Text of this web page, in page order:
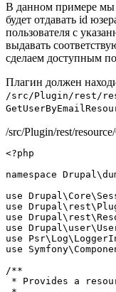
В данном примере мы
будет отдавать id
пользователя с
выдавать
сделаем доступным
Плагин должен
/src/Plugin/rest/
/src/Plugin/rest/
<?php
namespace
use
use
use
use
use
use
/**
* Provides a